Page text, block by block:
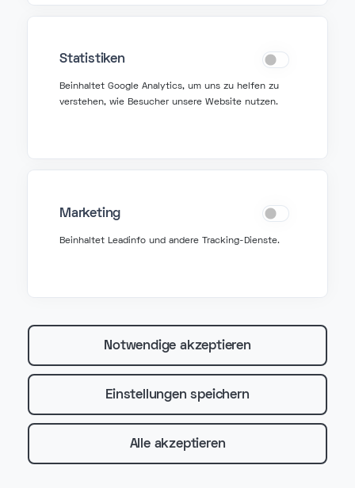
Statistiken
Beinhaltet Google Analytics, um uns zu helfen zu
verstehen, wie Besucher unsere Website nutzen.
Marketing
Beinhaltet Leadinfo und andere Tracking-Dienste.
Notwendige akzeptieren
Einstellungen speichern
Alle akzeptieren
wichtiger ist denn je
Internettelefonie in den 90er-Jahren und
ist heute das Rückgrat moderner
die smarter und flexibler telefonieren
wollen, heute relevanter denn je.